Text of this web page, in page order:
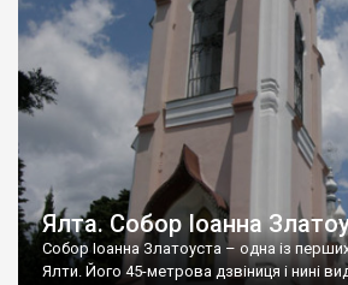
Ялта. Собор Іоанна
Собор Іоанна Златоуста – одна із
Ялти. Його 45-метрова дзвіниця і нині